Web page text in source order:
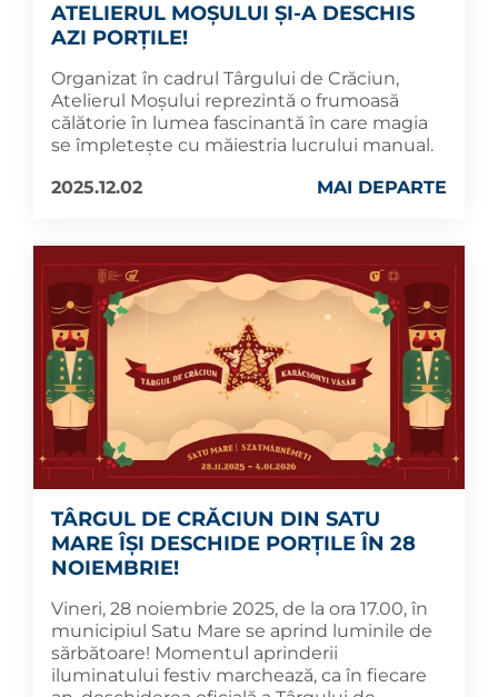
ATELIERUL MOȘULUI ȘI-A DESCHIS
AZI PORȚILE!
Organizat în cadrul Târgului de Crăciun,
Atelierul Moșului reprezintă o frumoasă
călătorie în lumea fascinantă în care magia
se împletește cu măiestria lucrului manual.
2025.12.02
MAI DEPARTE
TÂRGUL DE CRĂCIUN DIN SATU
MARE ÎȘI DESCHIDE PORȚILE ÎN 28
NOIEMBRIE!
Vineri, 28 noiembrie 2025, de la ora 17.00, în
municipiul Satu Mare se aprind luminile de
sărbătoare! Momentul aprinderii
iluminatului festiv marchează, ca în fiecare